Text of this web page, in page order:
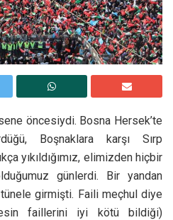
öncesiydi. Bosna Hersek’te
Boşnaklara karşı Sırp
yıkıldığımız, elimizden hiçbir
günlerdi. Bir yandan
girmişti. Faili meçhul diye
faillerini iyi kötü bildiği)